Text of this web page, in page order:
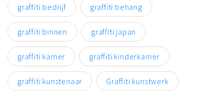
graffiti bedrijf graffiti behang
graffiti binnen graffiti japan
graffiti kamer graffiti kinderkamer
graffiti kunstenaar Graffiti kunstwerk